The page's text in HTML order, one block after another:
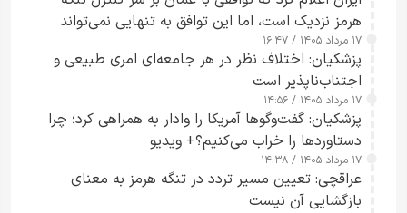
هرمز نزدیک است، اما این توافق به تنهایی نمی‌تواند
آبراه را آزاد کند
۱۷ مرداد ۱۴۰۵ / ۱۶:۴۷
پزشکیان: اختلاف نظر در هر جامعه‌ای امری طبیعی و
اجتناب‌ناپذیر است
۱۷ مرداد ۱۴۰۵ / ۱۴:۵۶
پزشکیان: گفت‌وگوها آمریکا را وادار به همراهی کرد؛ چرا
دستاوردها را خراب می‌کنیم؟+ ویدیو
۱۷ مرداد ۱۴۰۵ / ۱۴:۳۸
عراقچی: تعیین مسیر تردد در تنگه هرمز به معنای
بازگشایی آن نیست